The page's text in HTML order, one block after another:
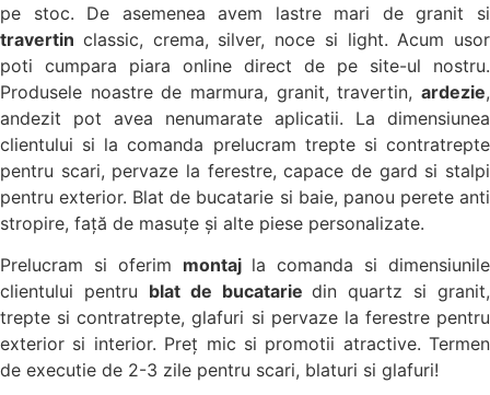
pe stoc. De asemenea avem lastre mari de granit si
travertin classic, crema, silver, noce si light. Acum usor
poti cumpara piara online direct de pe site-ul nostru.
Produsele noastre de marmura, granit, travertin, ardezie,
andezit pot avea nenumarate aplicatii. La dimensiunea
clientului si la comanda prelucram trepte si contratrepte
pentru scari, pervaze la ferestre, capace de gard si stalpi
pentru exterior. Blat de bucatarie si baie, panou perete anti
stropire, față de masuțe și alte piese personalizate.
Prelucram si oferim montaj la comanda si dimensiunile
clientului pentru blat de bucatariedin quartz si granit,
trepte si contratrepte, glafuri si pervaze la ferestre pentru
exterior si interior. Preț mic si promotii atractive. Termen
de executie de 2-3 zile pentru scari, blaturi si glafuri!